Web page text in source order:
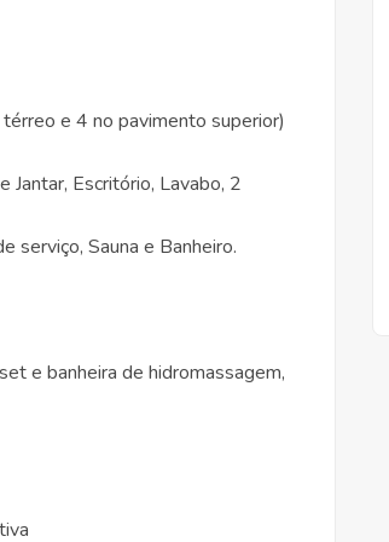
e 4 no pavimento superior)
Jantar, Escritório, Lavabo, 2
serviço, Sauna e Banheiro.
e banheira de hidromassagem,